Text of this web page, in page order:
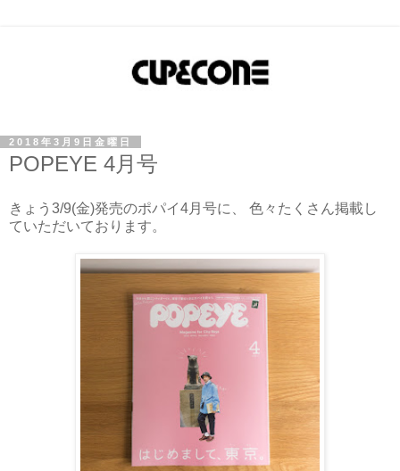
2018年3月9日金曜日
POPEYE 4月号
きょう3/9(金)発売のポパイ4月号に、 色々たくさん掲載し
ていただいております。